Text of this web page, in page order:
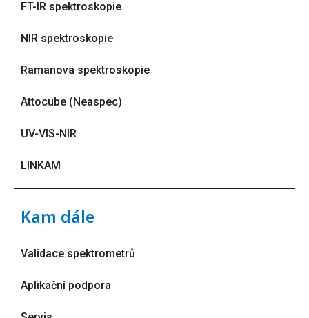
FT-IR spektroskopie
NIR spektroskopie
Ramanova spektroskopie
Attocube (Neaspec)
UV-VIS-NIR
LINKAM
Kam dále
Validace spektrometrů
Aplikační podpora